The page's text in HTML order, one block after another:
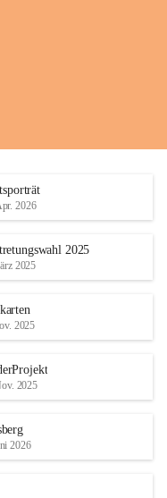
2026
2025
2025
2025
2025
2026